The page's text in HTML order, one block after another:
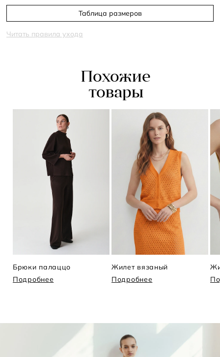
Таблица размеров
Читать правила ухода
Похожие
товары
Брюки палаццо
Подробнее
Жилет вязаный
Подробнее